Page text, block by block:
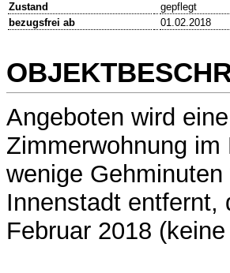
Zustand
gepflegt
bezugsfrei ab
01.02.2018
Angeboten wird
Zimmerwohnung
wenige
Innenstadt entfernt,
Februar 2018